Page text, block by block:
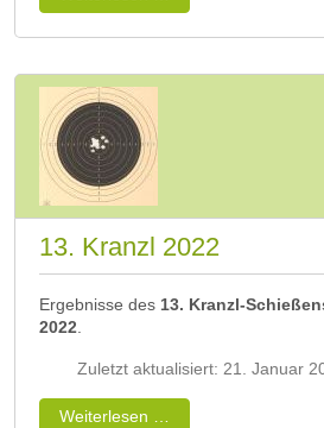
13. Kranzl 2022
Ergebnisse des 13. Kranzl-
2022
Zuletzt aktualisiert: 21. Januar
Weiterlesen …